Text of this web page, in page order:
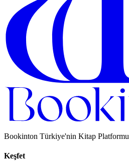
Bookinton Türkiye'nin Kitap Platformu
Keşfet